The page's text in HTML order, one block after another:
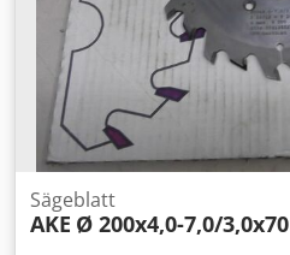
Sägeblatt
AKE Ø 200x4,0-7,0/3,0x70